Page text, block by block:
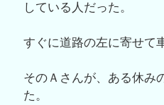
している人だった。
すぐに道路の左に寄せて
そのＡさんが、ある休み
た。